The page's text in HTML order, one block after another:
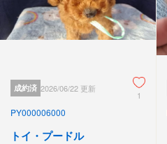
成約済 2026/06/22 更新
1
PY000006000
トイ・プードル